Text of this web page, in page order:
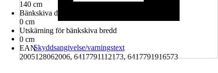
140 cm
Bänkskiva djup
0 cm
Utskärning för bänkskiva bredd
0 cm
EAN
2005128062006, 6417791112173, 6417791916573
Skyddsangivelse/varningstext